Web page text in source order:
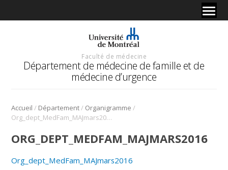
Faculté de médecine
Département de médecine de famille et de
médecine d’urgence
Accueil / Département/ Organigramme /
Org_dept_MedFam_MAJmars2016
ORG_DEPT_MEDFAM_MAJMARS2016
Org_dept_MedFam_MAJmars2016